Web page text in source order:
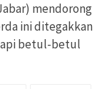
mendorong
ini ditegakkan
betul-betul